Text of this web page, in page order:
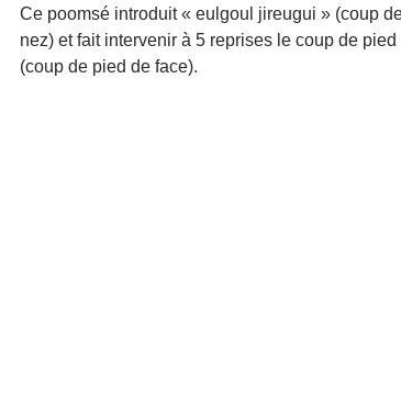
Ce poomsé introduit « eulgoul jireugui » (coup
nez) et fait intervenir à 5 reprises le coup de
(coup de pied de face).